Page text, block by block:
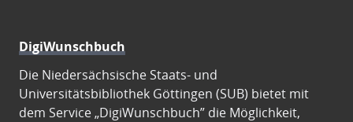
DigiWunschbuch
Die Niedersächsische Staats- und
Universitätsbibliothek Göttingen (SUB) bietet mit
dem Service „DigiWunschbuch” die Möglichkeit,